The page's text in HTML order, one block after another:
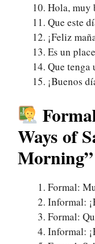
Hola, muy
Que este
¡Feliz
Es un
Que tenga
¡Buenos
Ways of
Formal:
Informal:
Formal:
Informal: